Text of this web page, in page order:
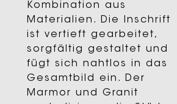
Kombination aus
Materialien. Die Inschrift
ist vertieft gearbeitet,
sorgfältig gestaltet und
fügt sich nahtlos in das
Gesamtbild ein. Der
Marmor und Granit